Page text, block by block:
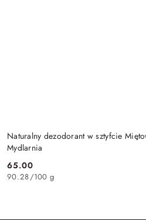
Naturalny dezodorant w sztyfcie
Mydlarnia
Cena:
65.00
90.28/100 g